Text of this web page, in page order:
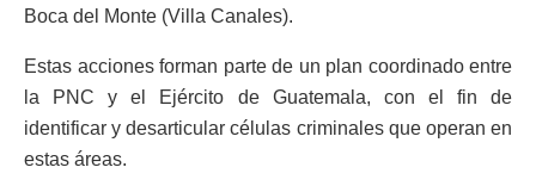
Boca del Monte (Villa Canales).
Estas acciones forman parte de un plan coordinado entre
la PNC y el Ejército de Guatemala, con el fin de
identificar y desarticular células criminales que operan en
estas áreas.